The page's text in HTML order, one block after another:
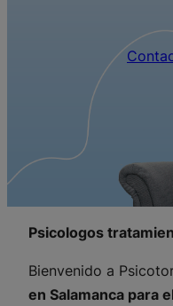
Psicologos
Bienvenido a
en Salamanca para